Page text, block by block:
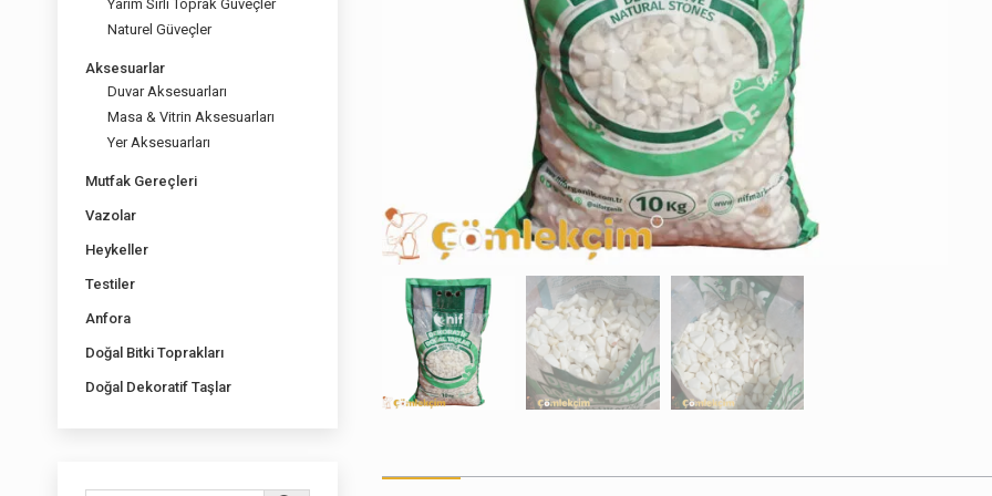
Yarım Sırlı Toprak Güveçler
Naturel Güveçler
Aksesuarlar
Duvar Aksesuarları
Masa & Vitrin Aksesuarları
Yer Aksesuarları
Mutfak Gereçleri
Vazolar
Heykeller
Testiler
Anfora
Doğal Bitki Toprakları
Doğal Dekoratif Taşlar